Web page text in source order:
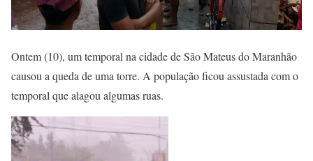
Ontem (10), um temporal na cidade de São Mateus do Maranhão
causou a queda de uma torre. A população ficou assustada com o
temporal que alagou algumas ruas.